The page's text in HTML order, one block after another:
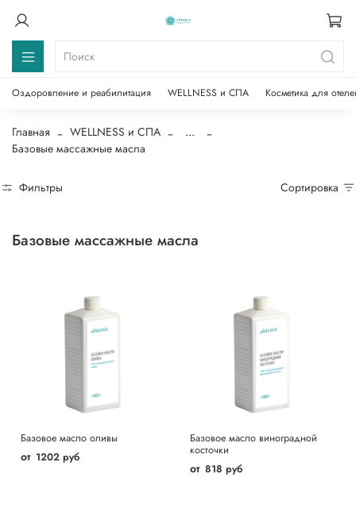
Оздоровление и реабилитация WELLNESS и СПА Косметика для
Главная WELLNESS и СПА
...
Базовые массажные масла
Фильтры Сортировка
Базовые массажные масла
Базовое масло оливы
от 1202 руб
Базовое масло виноградной
косточки
от 818 руб